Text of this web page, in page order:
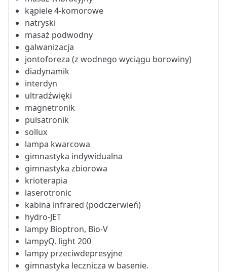
kąpiele 4-komorowe
natryski
masaż podwodny
galwanizacja
jontoforeza (z wodnego wyciągu borowiny)
diadynamik
interdyn
ultradźwięki
magnetronik
pulsatronik
sollux
lampa kwarcowa
gimnastyka indywidualna
gimnastyka zbiorowa
krioterapia
laserotronic
kabina infrared (podczerwień)
hydro-JET
lampy Bioptron, Bio-V
lampyQ. light 200
lampy przeciwdepresyjne
gimnastyka lecznicza w basenie.